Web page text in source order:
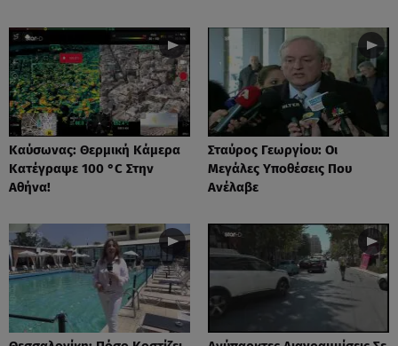
Καύσωνας: Θερμική Κάμερα
Κατέγραψε 100 °C Στην
Αθήνα!
Σταύρος Γεωργίου: Οι
Μεγάλες Υποθέσεις Που
Ανέλαβε